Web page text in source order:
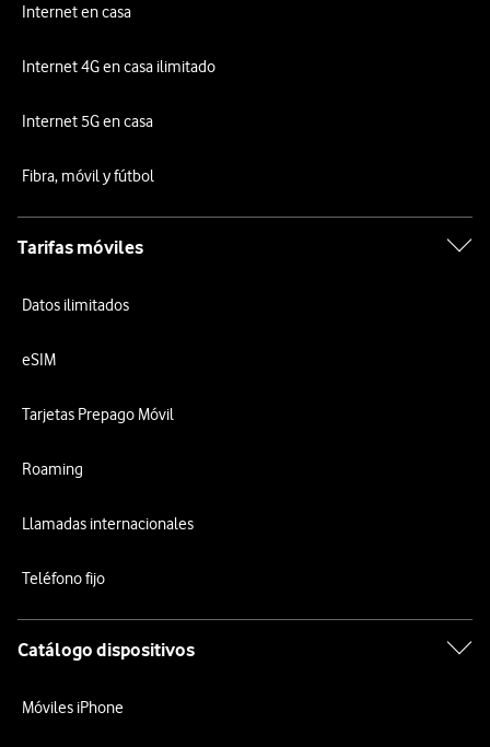
Internet en casa
Internet 4G en casa ilimitado
Internet 5G en casa
Fibra, móvil y fútbol
Tarifas móviles
Datos ilimitados
eSIM
Tarjetas Prepago Móvil
Roaming
Llamadas internacionales
Teléfono fijo
Catálogo dispositivos
Móviles iPhone